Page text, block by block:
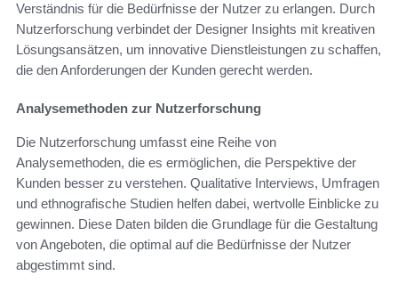
Verständnis für die Bedürfnisse der Nutzer zu erlangen. Durch
Nutzerforschung verbindet der Designer Insights mit kreativen
Lösungsansätzen, um innovative Dienstleistungen zu schaffen,
die den Anforderungen der Kunden gerecht werden.
Analysemethoden zur Nutzerforschung
Die Nutzerforschung umfasst eine Reihe von
Analysemethoden, die es ermöglichen, die Perspektive der
Kunden besser zu verstehen. Qualitative Interviews, Umfragen
und ethnografische Studien helfen dabei, wertvolle Einblicke zu
gewinnen. Diese Daten bilden die Grundlage für die Gestaltung
von Angeboten, die optimal auf die Bedürfnisse der Nutzer
abgestimmt sind.